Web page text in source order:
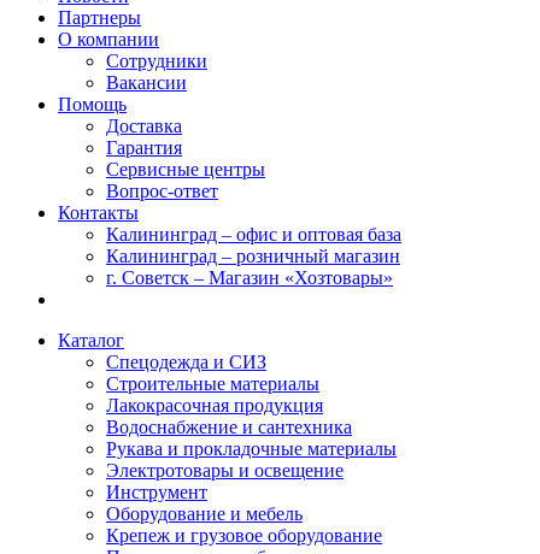
Партнеры
О компании
Сотрудники
Вакансии
Помощь
Доставка
Гарантия
Сервисные центры
Вопрос-ответ
Контакты
Калининград – офис и оптовая база
Калининград – розничный магазин
г. Советск – Магазин «Хозтовары»
Каталог
Спецодежда и СИЗ
Строительные материалы
Лакокрасочная продукция
Водоснабжение и сантехника
Рукава и прокладочные материалы
Электротовары и освещение
Инструмент
Оборудование и мебель
Крепеж и грузовое оборудование